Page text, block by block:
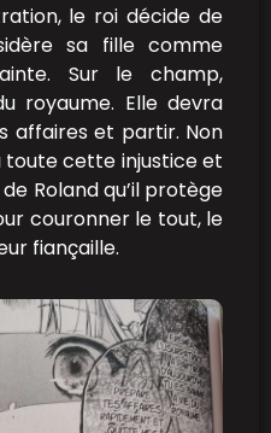
le roi décide de
sa fille comme
Sur le champ,
royaume. Elle devra
affaires et partir. Non
cette injustice et
Roland qu’il protège
couronner le tout, le
fiançaille.